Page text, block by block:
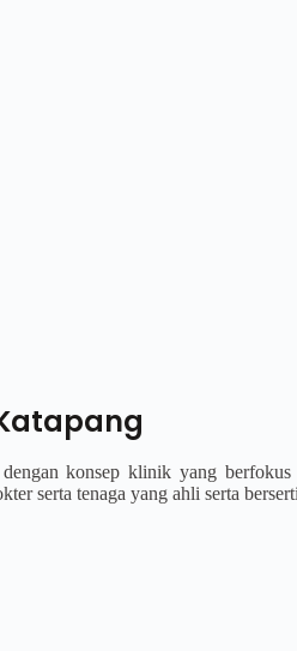
konsep klinik yang
serta tenaga yang ahli serta